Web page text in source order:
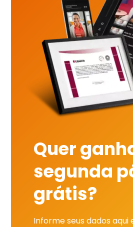
Quer
segunda
grátis?
Informe seus dados aqui